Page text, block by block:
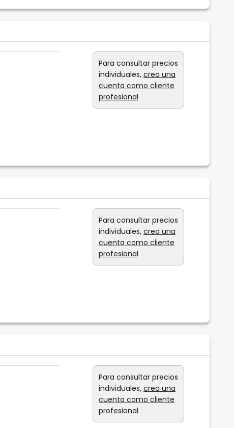
Para consultar precios
individuales, crea una
cuenta como cliente
profesional
Para consultar precios
individuales, crea una
cuenta como cliente
profesional
Para consultar precios
individuales, crea una
cuenta como cliente
profesional